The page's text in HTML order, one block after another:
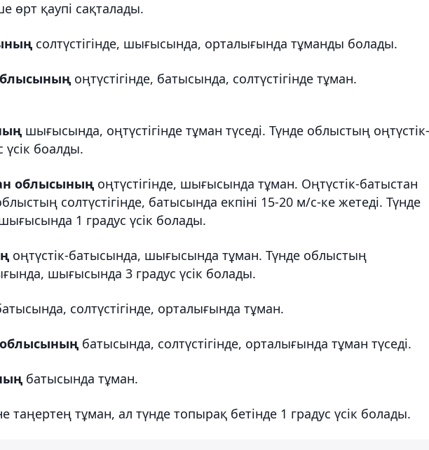
өрт қаупі сақталады.
солтүстігінде, шығысында, орталығында тұманды болады.
оңтүстігінде, батысында, солтүстігінде тұман.
шығысында, оңтүстігінде тұман түседі. Түнде облыстың оңтүстік-
боалды.
облысының оңтүстігінде, шығысында тұман. Оңтүстік-батыстан
солтүстігінде, батысында екпіні 15-20 м/с-ке жетеді. Түнде
1 градус үсік болады.
оңтүстік-батысында, шығысында тұман. Түнде облыстың
шығысында 3 градус үсік болады.
солтүстігінде, орталығында тұман.
батысында, солтүстігінде, орталығында тұман түседі.
батысында тұман.
таңертең тұман, ал түнде топырақ бетінде 1 градус үсік болады.